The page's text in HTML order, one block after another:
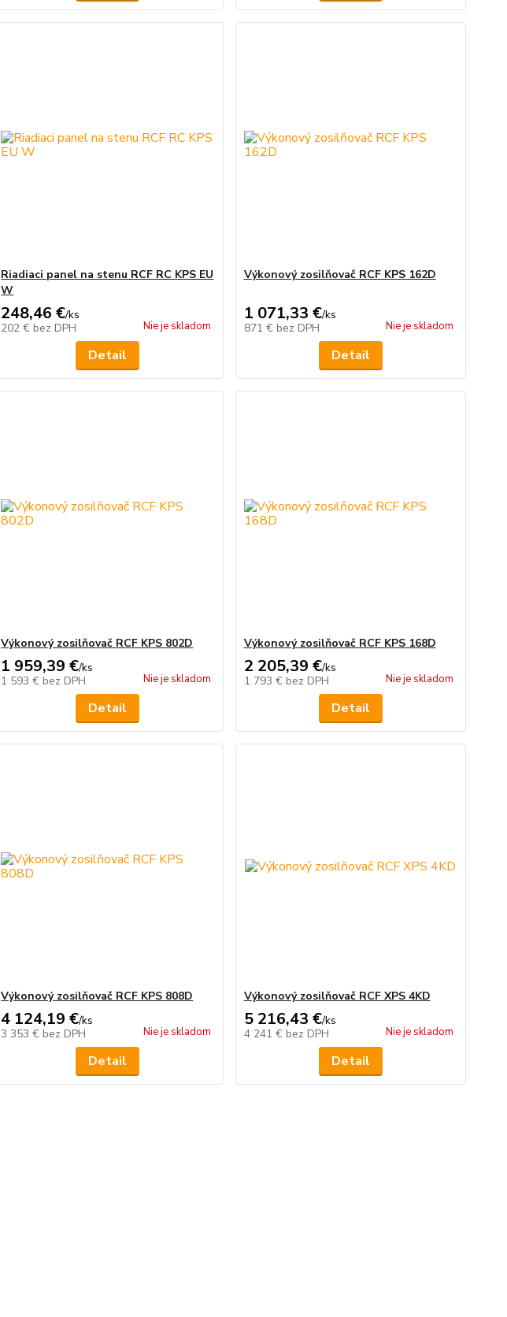
Riadiaci panel na stenu RCF RC KPS EU
W
248,46 €/ks
202 € bez DPH Nie je skladom
Detail
Výkonový zosilňovač RCF KPS 162D
1 071,33 €/ks
871 € bez DPH Nie je skladom
Detail
Výkonový zosilňovač RCF KPS 802D
1 959,39 €/ks
1 593 € bez DPH Nie je skladom
Detail
Výkonový zosilňovač RCF KPS 168D
2 205,39 €/ks
1 793 € bez DPH Nie je skladom
Detail
Výkonový zosilňovač RCF KPS 808D
4 124,19 €/ks
3 353 € bez DPH Nie je skladom
Detail
Výkonový zosilňovač RCF XPS 4KD
5 216,43 €/ks
4 241 € bez DPH Nie je skladom
Detail